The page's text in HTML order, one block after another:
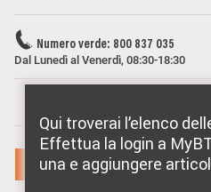
Qui troverai l’elenco
Effettua la login a
una e aggiungere
Numero verde: 800 837 035
Dal Lunedì al Venerdì, 08:30-18:30